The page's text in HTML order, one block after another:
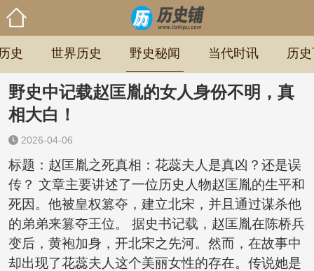
史 世界历史 野史秘闻 当代时讯 历
野史中记载赵匡胤的女人身份不明，真
相大白！
2026-04-06
标题：赵匡胤之死真相：花蕊夫人是真凶？还是误
传？ 文章主要讲述了一位历史人物赵匡胤的生平和
死因。他被皇权篡夺，建立北宋，并且通过谋杀他
的弟弟来篡夺王位。 据史书记载，赵匡胤在陈桥兵
变后，黄袍加身，开北宋之先河。然而，在故事中
却出现了花蕊夫人这个美丽女性的存在。传说她是